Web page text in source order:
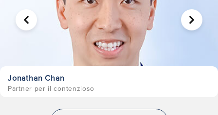
Jonathan Chan
Partner per il contenzioso
PRECEDENTE AVANTI